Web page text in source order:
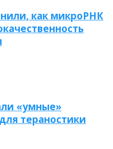
как микроРНК
«умные»
тераностики